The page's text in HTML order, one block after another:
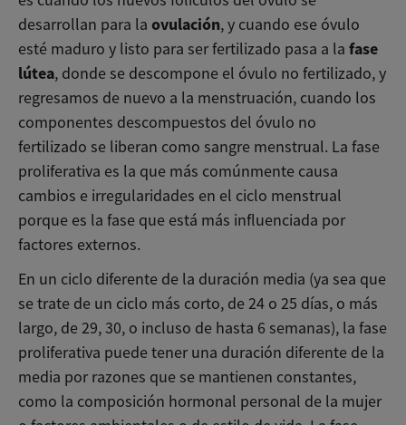
desarrollan para la ovulación, y cuando ese óvulo
esté maduro y listo para ser fertilizado pasa a la fase
lútea, donde se descompone el óvulo no fertilizado, y
regresamos de nuevo a la menstruación, cuando los
componentes descompuestos del óvulo no
fertilizado se liberan como sangre menstrual. La fase
proliferativa es la que más comúnmente causa
cambios e irregularidades en el ciclo menstrual
porque es la fase que está más influenciada por
factores externos.
En un ciclo diferente de la duración media (ya sea que
se trate de un ciclo más corto, de 24 o 25 días, o más
largo, de 29, 30, o incluso de hasta 6 semanas), la fase
proliferativa puede tener una duración diferente de la
media por razones que se mantienen constantes,
como la composición hormonal personal de la mujer